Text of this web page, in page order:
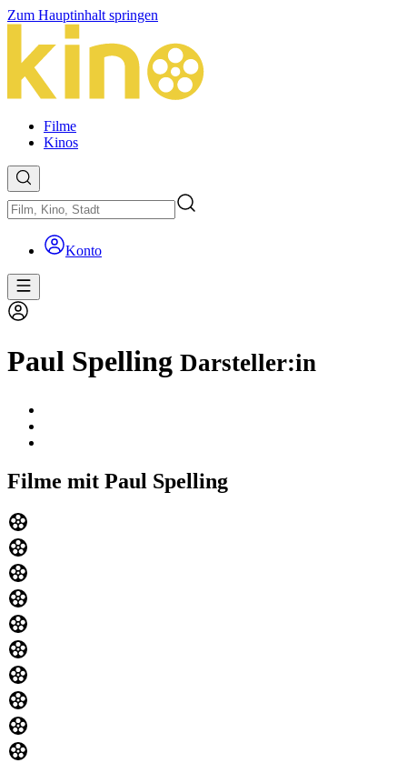
Zum Hauptinhalt springen
Filme
Kinos
Konto
Paul Spelling Darsteller:in
Filme mit Paul Spelling